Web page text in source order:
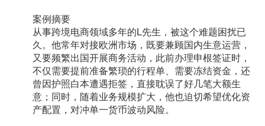
案例摘要
从事跨境电商领域多年的L先生，被这个难题困扰已
久。他常年对接欧洲市场，既要兼顾国内生意运营，
又要频繁出国开展商务活动，此前办理申根签证时，
不仅需要提前准备繁琐的行程单、需要冻结资金，还
曾因护照白本遭遇拒签，直接耽误了好几笔大额生
意；同时，随着业务规模扩大，他也迫切希望优化资
产配置，对冲单一货币波动风险。